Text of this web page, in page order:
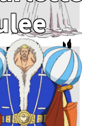
ット・ダ
Cart